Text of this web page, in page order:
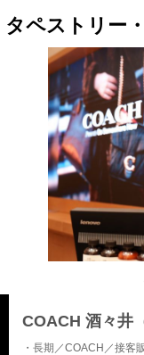
タペストリー
COACH 酒々井
・長期／COACH／接客